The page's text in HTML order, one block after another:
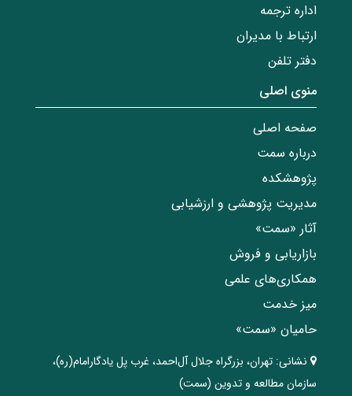
اداره ترجمه
ارتباط با مدیران
دفتر تلفن
منوی اصلی
صفحه اصلی
درباره سمت
پژوهشکده
مدیریت پژوهشی و ارزشیابی
آثار «سمت»
بازاریابی و فروش
همکاری‌های علمی
میز خدمت
حامیان «سمت»
نشانی: تهران، ‌بزرگراه ‌جلال آل‌احمد، غرب پل يادگار‌امام(ره)‌،
سازمان مطالعه و تدوین‌ (سمت)